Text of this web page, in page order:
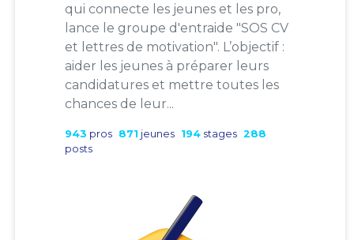
qui connecte les jeunes et les pro,
lance le groupe d'entraide "SOS CV
et lettres de motivation". L’objectif :
aider les jeunes à préparer leurs
candidatures et mettre toutes les
chances de leur...
943 pros 871 jeunes 194 stages 288
posts